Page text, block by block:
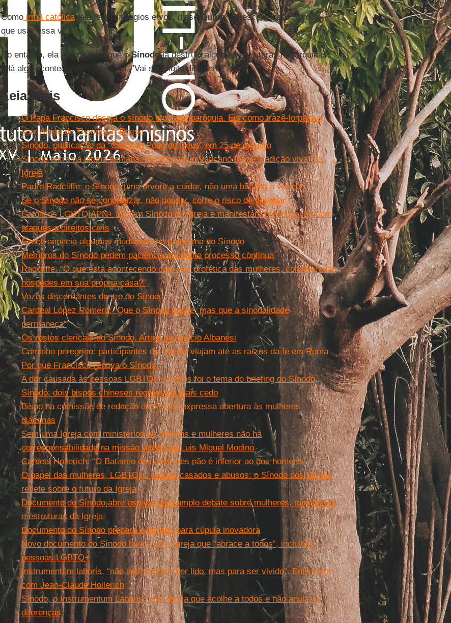
Comoirmã católica, ela tem privilégios e voz, disseQuinn, acrescentando: “Temos
que usar essa voz”.
No entanto, ela reconheceu que oSínodojá destruiu algumas estruturas hierárquicas.
“Há algo acontecendo”, disse ela. "Vai ser muito diferente."
Leia mais
O Papa Francisco deseja o sínodo em cada paróquia. Eis como trazê-lo para a
sua. Artigo de Thomas J. Reese
Sínodo, publicação da “Carta ao Povo de Deus” em 25 de outubro
Sínodo entra na última semana relembrando o Vaticano II e a “tradição viva” da
Igreja
Padre Radcliffe: o Sínodo, uma árvore a cuidar, não uma batalha a vencer.
Se o Sínodo não se concretizar, não pousar, corre o risco de desabar
Católicos LGBTQIAPN+ apoiam Sínodo da Igreja e manifestam preocupação com
ataques a direitos civis
Grech anuncia algumas mudanças no programa do Sínodo
Membros do Sínodo pedem paciência enquanto processo continua
Radcliffe: “O que está acontecendo com voz profética das mulheres, consideradas
hóspedes em sua própria casa?”
Vozes discordantes dentro do Sínodo
Cardeal López Romero: “Que o Sínodo passe, mas que a sinodalidade
permaneça”
Os rostos clericais do Sínodo. Artigo de Vinício Albanesi
Caminho peregrino: participantes do Sínodo viajam até as raízes da fé em Roma
Por que Francisco renova o Sínodo
A dor causada às pessoas LGBTQ+ e outros foi o tema do briefing do Sínodo
Sínodo: dois bispos chineses regressam mais cedo
Bispo na comissão de redação do Sínodo expressa abertura às mulheres
diáconas
Sem uma Igreja com ministérios de homens e mulheres não há
corresponsabilidade na missão. Artigo de Luis Miguel Modino
Cardeal Hollerich: “O Batismo das mulheres não é inferior ao dos homens”
O papel das mulheres, LGBTQI+, padres casados e abusos: o Sínodo dos Bispos
reflete sobre o futuro da Igreja
Documento do Sínodo abre espaço para amplo debate sobre mulheres, ministérios
e estruturas da Igreja
Documento do Sínodo prepara o terreno para cúpula inovadora
Novo documento do Sínodo busca uma Igreja que “abrace a todos”, incluindo
pessoas LGBTQ+
Instrumentum laboris, “não apenas para ser lido, mas para ser vivido”. Entrevista
com Jean-Claude Hollerich
Sínodo, o Instrumentum Laboris: uma Igreja que acolhe a todos e não anula as
diferenças